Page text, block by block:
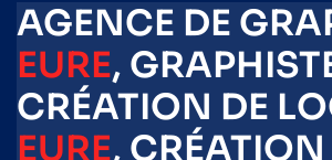
AGENCE DE
EURE,
CRÉATION DE
EURE, CRÉATION